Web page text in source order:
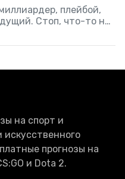
плейбой,
Стоп, что-то не
Илон Макс станет
на спорт и
искусственного
прогнозы на
и Dota 2.